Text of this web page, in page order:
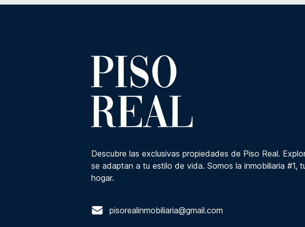
Descubre las exclusivas propiedades de Piso Real.
se adaptan a tu estilo de vida. Somos la inmobiliaria #1,
hogar.
pisorealinmobiliaria@gmail.com